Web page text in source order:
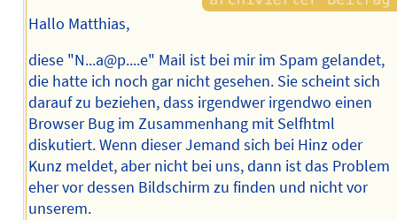
Hallo Matthias,
diese "N...a@p....e" Mail ist bei mir im Spam gelandet,
die hatte ich noch gar nicht gesehen. Sie scheint sich
darauf zu beziehen, dass irgendwer irgendwo einen
Browser Bug im Zusammenhang mit Selfhtml
diskutiert. Wenn dieser Jemand sich bei Hinz oder
Kunz meldet, aber nicht bei uns, dann ist das Problem
eher vor dessen Bildschirm zu finden und nicht vor
unserem.